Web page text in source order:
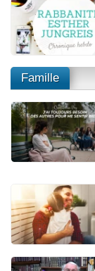
Famille